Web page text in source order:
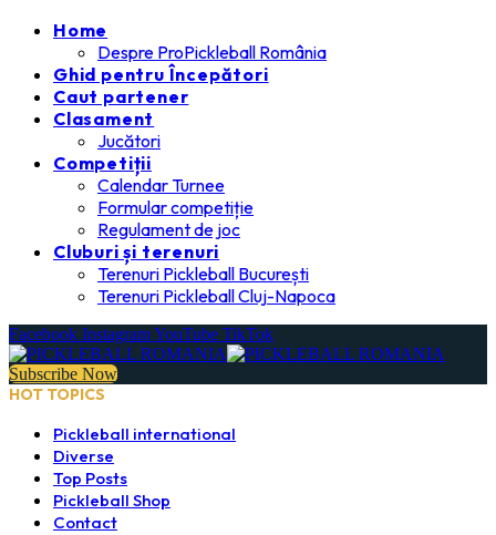
Home
Despre ProPickleball România
Ghid pentru Începători
Caut partener
Clasament
Jucători
Competiții
Calendar Turnee
Formular competiție
Regulament de joc
Cluburi și terenuri
Terenuri Pickleball București
Terenuri Pickleball Cluj-Napoca
Facebook InstagramYouTube TikTok
Subscribe Now
HOT TOPICS
Pickleball international
Diverse
Top Posts
Pickleball Shop
Contact